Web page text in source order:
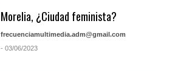
Morelia, ¿Ciudad feminista?
frecuenciamultimedia.adm@gmail.com
- 03/06/2023